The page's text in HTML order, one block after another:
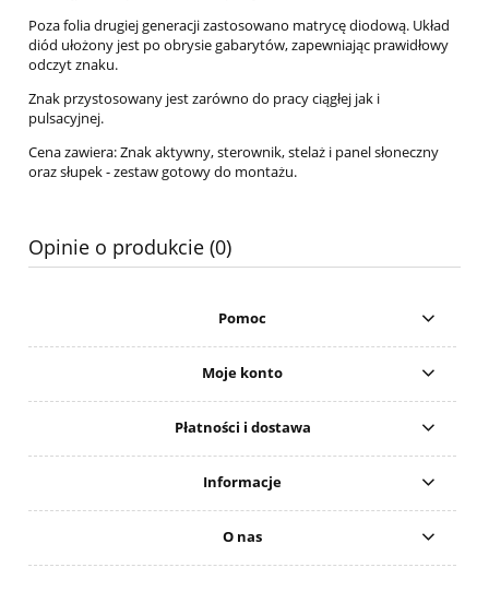
Poza folia drugiej generacji zastosowano matrycę diodową. Układ
diód ułożony jest po obrysie gabarytów, zapewniając prawidłowy
odczyt znaku.
Znak przystosowany jest zarówno do pracy ciągłej jak i
pulsacyjnej.
Cena zawiera: Znak aktywny, sterownik, stelaż i panel słoneczny
oraz słupek - zestaw gotowy do montażu.
Opinie o produkcie (0)
Pomoc
Moje konto
Płatności i dostawa
Informacje
O nas